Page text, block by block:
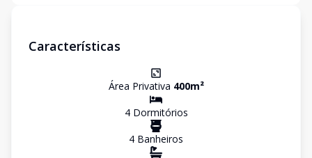
Características
Área Privativa 400m²
4Dormitórios
4 Banheiros